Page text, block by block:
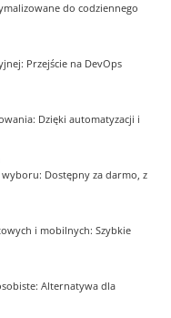
do codziennego
Przejście na DevOps
Dzięki automatyzacji i
Dostępny za darmo, z
i mobilnych: Szybkie
Alternatywa dla